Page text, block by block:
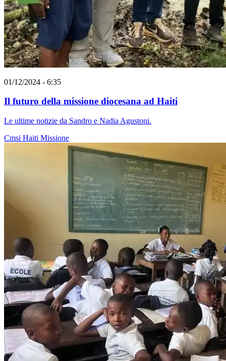
01/12/2024 - 6:35
Il futuro della missione diocesana ad Haiti
Le ultime notizie da Sandro e Nadia Agustoni.
Cmsi Haiti Missione